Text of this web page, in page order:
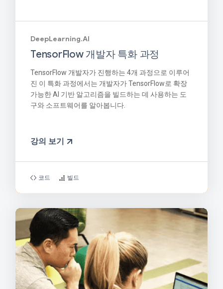
DeepLearning.AI
TensorFlow 개발자 특화 과정
TensorFlow 개발자가 진행하는 4개 과정으로 이루어
진 이 특화 과정에서는 개발자가 TensorFlow로 확장
가능한 AI 기반 알고리즘을 빌드하는 데 사용하는 도
구와 소프트웨어를 알아봅니다.
강의 보기
코드 빌드